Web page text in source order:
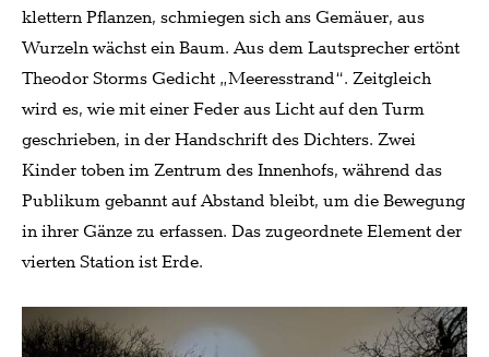
klettern Pflanzen, schmiegen sich ans Gemäuer, aus
Wurzeln wächst ein Baum. Aus dem Lautsprecher ertönt
Theodor Storms Gedicht „Meeresstrand“. Zeitgleich
wird es, wie mit einer Feder aus Licht auf den Turm
geschrieben, in der Handschrift des Dichters. Zwei
Kinder toben im Zentrum des Innenhofs, während das
Publikum gebannt auf Abstand bleibt, um die Bewegung
in ihrer Gänze zu erfassen. Das zugeordnete Element der
vierten Station ist Erde.